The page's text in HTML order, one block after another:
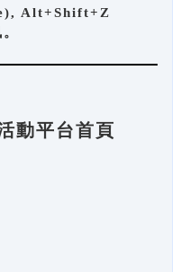
Alt+Shift+Z
動平台首頁